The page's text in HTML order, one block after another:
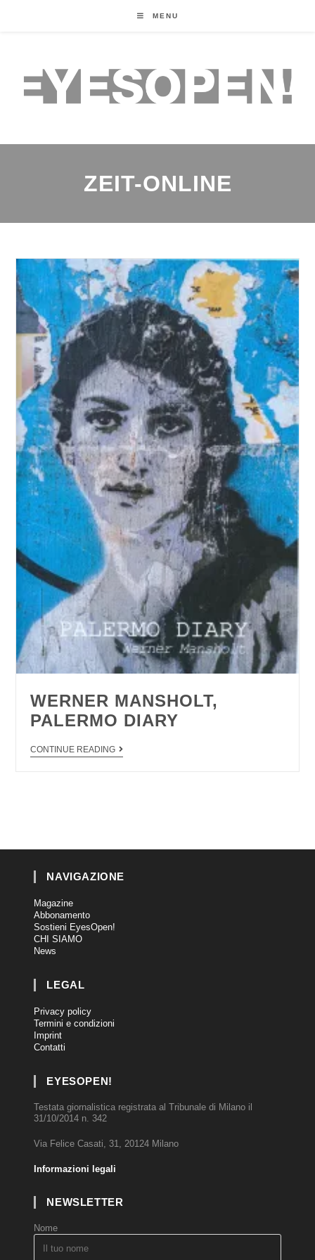
MENU
ZEIT-ONLINE
WERNER MANSHOLT,
PALERMO DIARY
CONTINUE READING
NAVIGAZIONE
Magazine
Abbonamento
Sostieni EyesOpen!
CHI SIAMO
News
LEGAL
Privacy policy
Termini e condizioni
Imprint
Contatti
EYESOPEN!
Testata giornalistica registrata al Tribunale di Milano il
31/10/2014 n. 342
Via Felice Casati, 31, 20124 Milano
Informazioni legali
NEWSLETTER
Nome